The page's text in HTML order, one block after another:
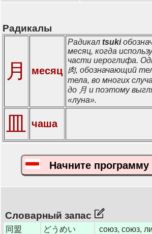
Радикалы
月 месяц
Радикал tsuki
месяц, когда
части иероглифа.
肉, обозначающий
тела, во многих
до 月 и поэтому
«луна».
皿 чаша
Начните программу
Словарный запас
同盟 どうめい
союз, союз,